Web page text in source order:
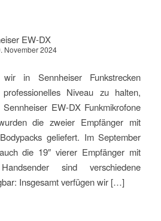
EW-DX
November 2024
in Sennheiser Funkstrecken
Niveau zu halten,
EW-DX Funkmikrofone
die zweier Empfänger mit
geliefert. Im September
die 19″ vierer Empfänger mit
sind verschiedene
Insgesamt verfügen wir […]